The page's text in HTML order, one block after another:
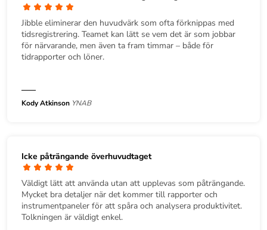
Jibble eliminerar den huvudvärk som ofta förknippas med
tidsregistrering. Teamet kan lätt se vem det är som jobbar
för närvarande, men även ta fram timmar – både för
tidrapporter och löner.
Kody Atkinson YNAB
Icke påträngande överhuvudtaget
Väldigt lätt att använda utan att upplevas som påträngande.
Mycket bra detaljer när det kommer till rapporter och
instrumentpaneler för att spåra och analysera produktivitet.
Tolkningen är väldigt enkel.